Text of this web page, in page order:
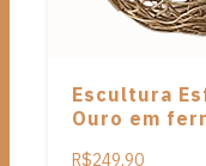
Escultura
Ouro em
R$249,90